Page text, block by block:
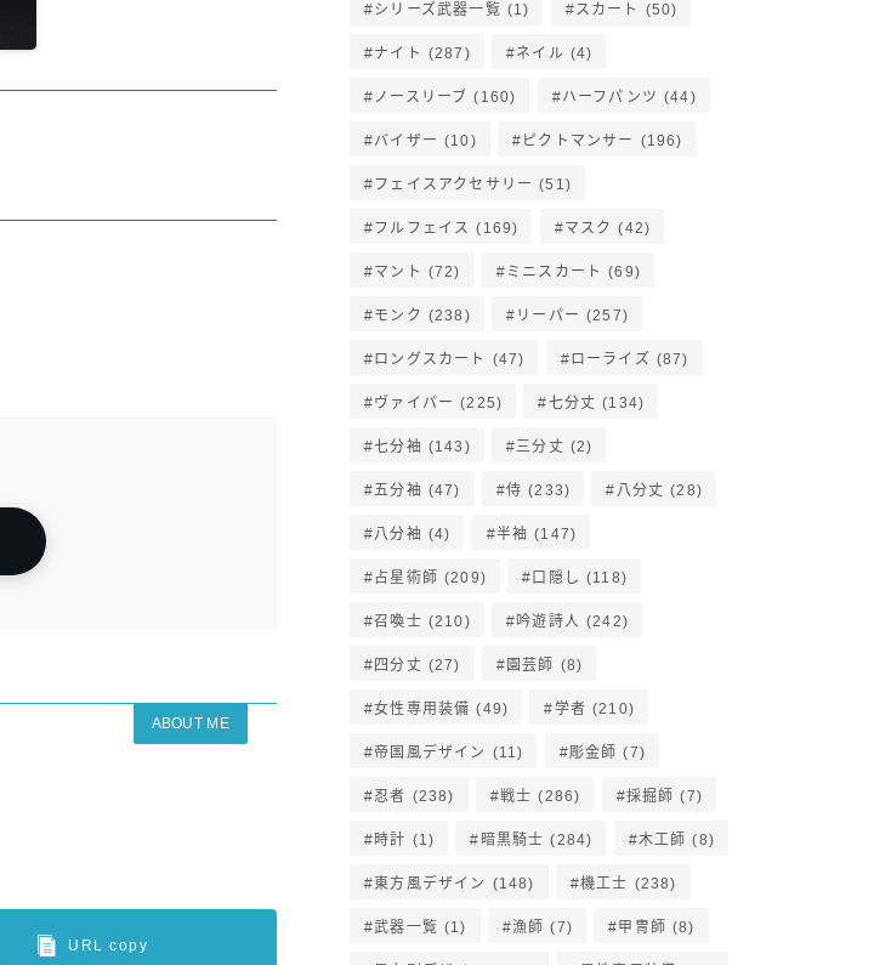
ABOUT ME
URL copy
シリーズ武器一覧 (1) スカート (50)
ナイト (287) ネイル (4)
ノースリーブ (160) ハーフパンツ (44)
バイザー (10) ピクトマンサー (196)
フェイスアクセサリー (51)
フルフェイス (169) マスク (42)
マント (72) ミニスカート (69)
モンク (238) リーパー (257)
ロングスカート (47) ローライズ (87)
ヴァイパー (225) 七分丈 (134)
七分袖 (143) 三分丈 (2)
五分袖 (47) 侍 (233) 八分丈 (28)
八分袖 (4) 半袖 (147)
占星術師 (209) 口隠し (118)
召喚士 (210) 吟遊詩人 (242)
四分丈 (27) 園芸師 (8)
女性専用装備 (49) 学者 (210)
帝国風デザイン (11) 彫金師 (7)
忍者 (238) 戦士 (286) 採掘師 (7)
時計 (1) 暗黒騎士 (284) 木工師 (8)
東方風デザイン (148) 機工士 (238)
武器一覧 (1) 漁師 (7) 甲冑師 (8)